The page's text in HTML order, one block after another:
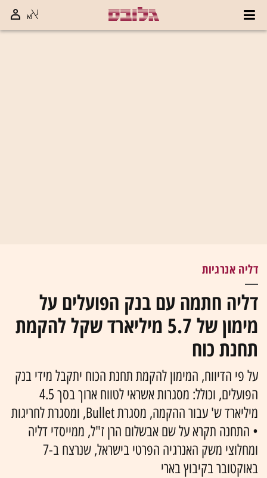
דליה אנרגיות
דליה חתמה עם בנק הפועלים על
מימון של 5.7 מיליארד שקל להקמת
תחנת כוח
על פי הדיווח, המימון להקמת תחנת הכוח יתקבל מידי בנק
הפועלים, וכולל: מסגרות אשראי לטווח ארוך בסך 4.5
מיליארד ש' עבור ההקמה, מסגרת Bullet, ומסגרת לחריגות
• התחנה תקרא על שם אבשלום הרן ז"ל, ממייסדי דליה
ומחלוצי משק האנרגיה הפרטי בישראל, שנרצח ב-7
באוקטובר בקיבוץ בארי